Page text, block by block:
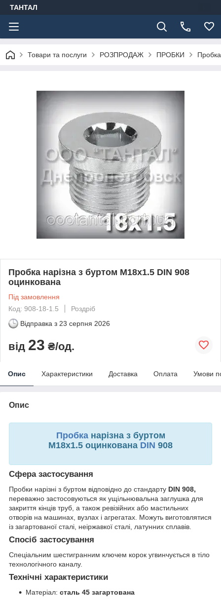
ТАНТАЛ
Товари та послуги РОЗПРОДАЖ ПРОБКИ
Пробка нарізна з буртом М18х1.5 DIN 908
оцинкована
Під замовлення
Код: 908-18-1.5
Роздріб
Відправка з 23 серпня 2026
від 23 ₴/од.
Опис Характеристики Доставка Оплата Умови
Опис
Пробканарізна з буртом
М18х1.5 оцинкована DIN 908
Сфера застосування
Пробки нарізні з буртом відповідно до стандарту DIN 908,
переважно застосовуються як ущільнювальна заглушка для
закриття кінців труб, а також ревізійних або мастильних
отворів на машинах, вузлах і агрегатах. Можуть виготовлятися
із загартованої сталі, неіржавкої сталі, латунних сплавів.
Спосіб застосування
Спеціальним шестигранним ключем корок угвинчується в тіло
технологічного каналу.
Технічні характеристики
Матеріал: сталь 45 загартована